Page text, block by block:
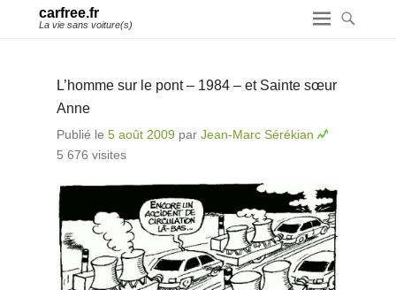
carfree.fr
La vie sans voiture(s)
L’homme sur le pont – 1984 – et Sainte sœur
Anne
Publié le 5 août 2009 par Jean-Marc Sérékian
5 676 visites